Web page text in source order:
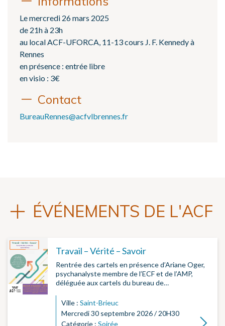
Le mercredi 26 mars 2025
de 21h à 23h
au local ACF-UFORCA, 11-13 cours J. F. Kennedy à
Rennes
en présence : entrée libre
en visio : 3€
Contact
BureauRennes@acfvlbrennes.fr
ÉVÉNEMENTS DE L'ACF
Travail – Vérité – Savoir
Rentrée des cartels en présence d’Ariane Oger,
psychanalyste membre de l’ECF et de l’AMP,
déléguée aux cartels du bureau de…
Ville : Saint-Brieuc
Mercredi 30 septembre 2026 / 20H30
Catégorie : Soirée Lire la